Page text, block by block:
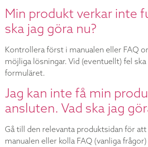
Min produkt verkar inte
ska jag göra nu?
Kontrollera först i manualen eller FAQ
möjliga lösningar. Vid (eventuellt) fel
formuläret.
Jag kan inte få min
ansluten. Vad ska jag
Gå till den relevanta produktsidan för att
manualen eller kolla FAQ (vanliga